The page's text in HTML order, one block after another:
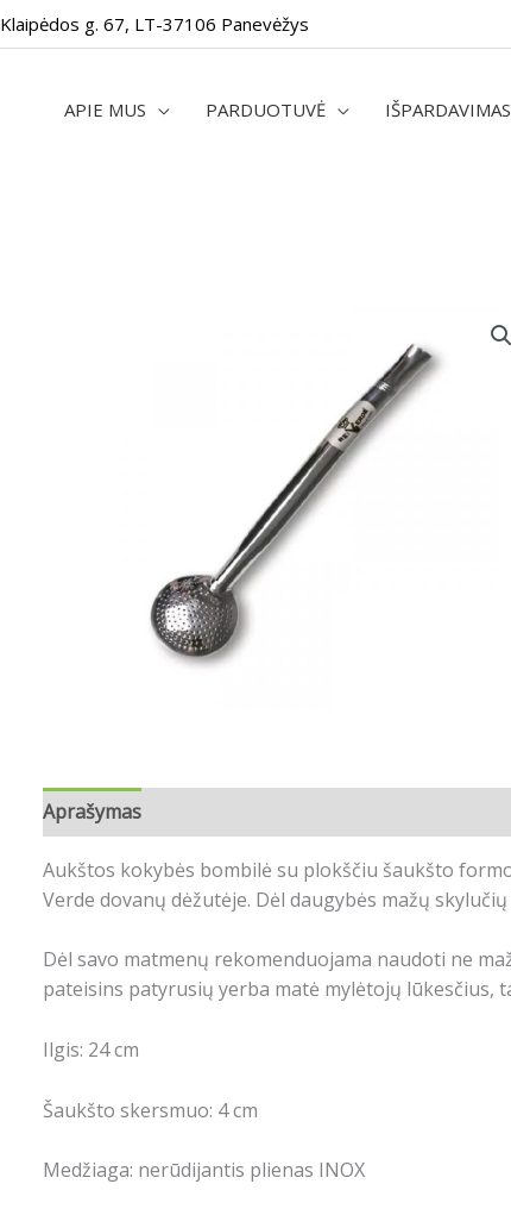
Klaipėdos g. 67, LT-37106 Panevėžys
APIE MUS PARDUOTUVĖ
Aprašymas
Aukštos kokybės bombilė su plokščiu šaukšto
Verde dovanų dėžutėje. Dėl daugybės mažų
Dėl savo matmenų rekomenduojama naudoti ne
pateisins patyrusių yerba matė mylėtojų lūkesčius,
Ilgis: 24 cm
Šaukšto skersmuo: 4 cm
Medžiaga: nerūdijantis plienas INOX